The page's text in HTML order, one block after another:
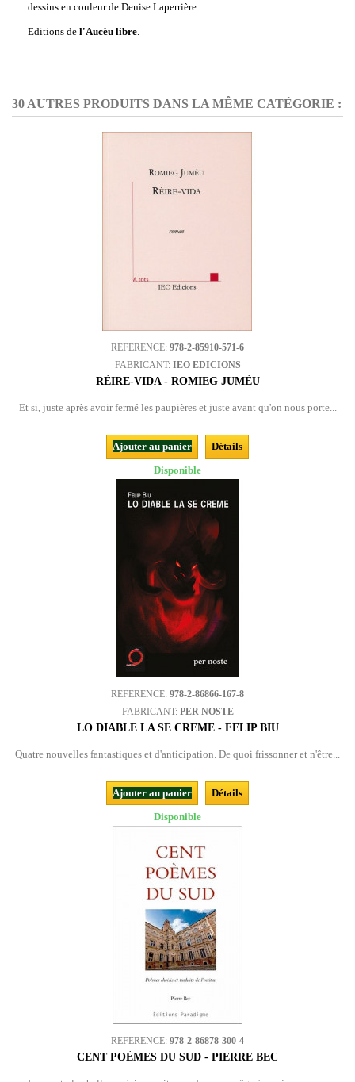
dessins en couleur de Denise Laperrière.
Editions de l'Aucèu libre.
30 AUTRES PRODUITS DANS LA MÊME CATÉGORIE :
REFERENCE: 978-2-85910-571-6
FABRICANT: IEO EDICIONS
RÈIRE-VIDA - ROMIEG JUMÈU
Et si, juste après avoir fermé les paupières et juste avant qu'on nous porte...
Ajouter au panier
Détails
Disponible
REFERENCE: 978-2-86866-167-8
FABRICANT: PER NOSTE
LO DIABLE LA SE CREME - FELIP BIU
Quatre nouvelles fantastiques et d'anticipation. De quoi frissonner et n'être...
Ajouter au panier
Détails
Disponible
REFERENCE: 978-2-86878-300-4
CENT POÈMES DU SUD - PIERRE BEC